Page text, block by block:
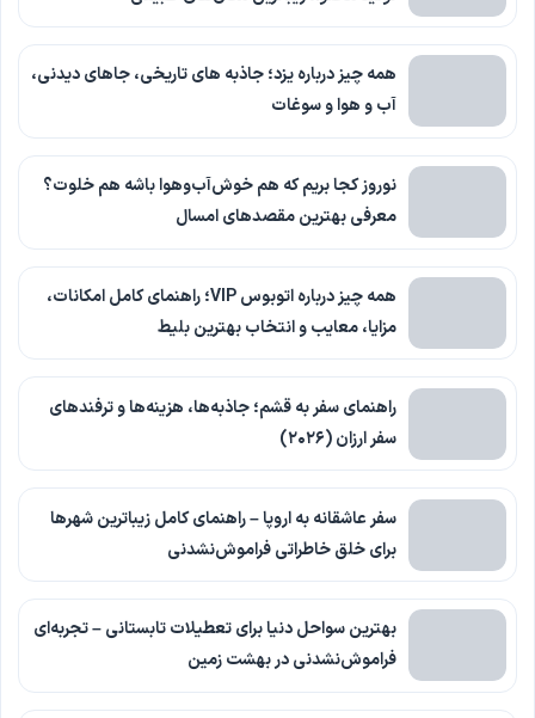
همه چیز درباره یزد؛ جاذبه های تاریخی، جاهای دیدنی،
آب و هوا و سوغات
نوروز کجا بریم که هم خوش‌آب‌وهوا باشه هم خلوت؟
معرفی بهترین مقصدهای امسال
همه چیز درباره اتوبوس VIP؛ راهنمای کامل امکانات،
مزایا، معایب و انتخاب بهترین بلیط
راهنمای سفر به قشم؛ جاذبه‌ها، هزینه‌ها و ترفندهای
سفر ارزان (۲۰۲۶)
سفر عاشقانه به اروپا – راهنمای کامل زیباترین شهرها
برای خلق خاطراتی فراموش‌نشدنی
بهترین سواحل دنیا برای تعطیلات تابستانی – تجربه‌ای
فراموش‌نشدنی در بهشت زمین